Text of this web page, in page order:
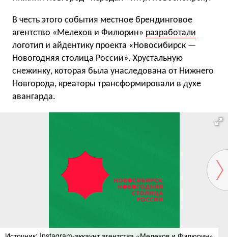
В честь этого события местное брендинговое
агентство «Мелехов и Филюрин» разработали
логотип и айдентику проекта «Новосибирск —
Новогодняя столица России». Хрустальную
снежинку, которая была унаследована от Нижнего
Новгорода, креаторы трансформировали в духе
авангарда.